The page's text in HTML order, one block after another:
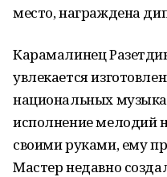
место, награждена
Карамалинец
увлекается
национальных
исполнение мелодий
своими руками, ему
Мастер недавно